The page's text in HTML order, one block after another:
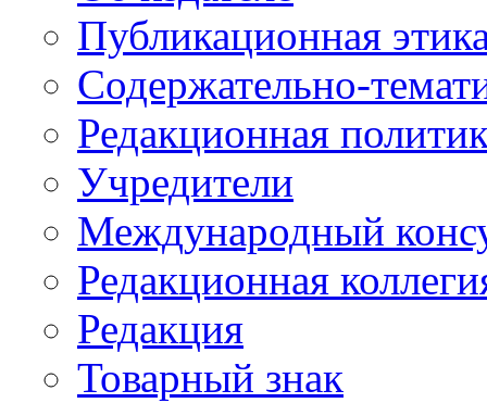
Публикационная
Содержательно-
Редакционная
Учредители
Международный
Редакционная
Редакция
Товарный знак